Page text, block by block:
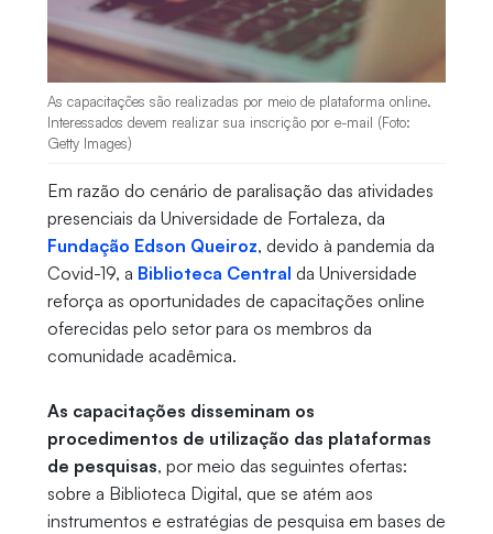
As capacitações são realizadas por meio de plataforma online.
Interessados devem realizar sua inscrição por e-mail (Foto:
Getty Images)
Em razão do cenário de paralisação das atividades
presenciais da Universidade de Fortaleza, da
Fundação Edson Queiroz, devido à pandemia da
Covid-19, a Biblioteca Central da Universidade
reforça as oportunidades de capacitações online
oferecidas pelo setor para os membros da
comunidade acadêmica.
As capacitações disseminam os
procedimentos de utilização das plataformas
de pesquisas, por meio das seguintes ofertas:
sobre a Biblioteca Digital, que se atém aos
instrumentos e estratégias de pesquisa em bases de